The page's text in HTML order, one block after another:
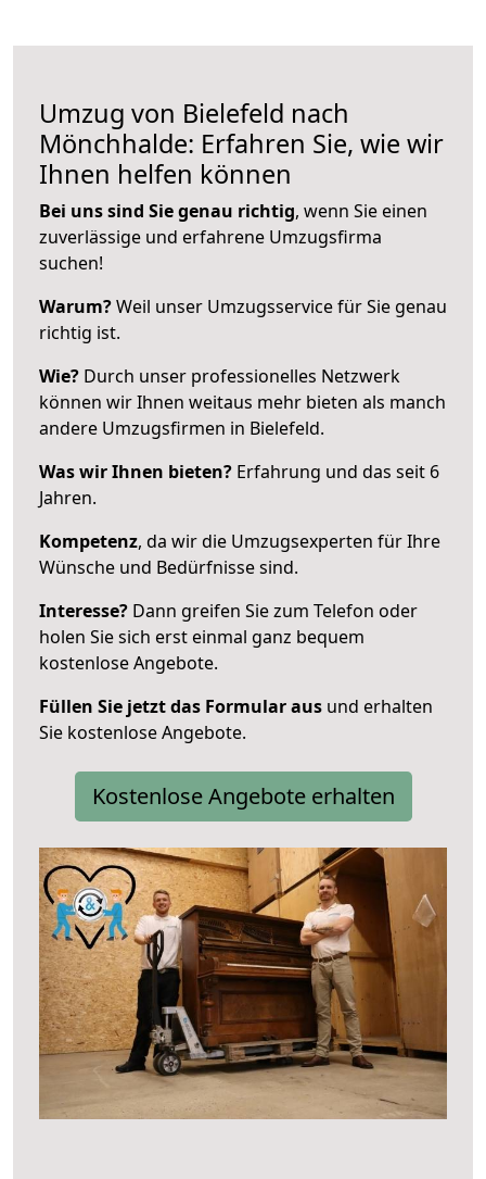
Umzug von Bielefeld nach
Mönchhalde: Erfahren Sie, wie wir
Ihnen helfen können
Bei uns sind Sie genau richtig, wenn Sie einen
zuverlässige und erfahrene Umzugsfirma
suchen!
Warum?Weil unser Umzugsservice für Sie genau
richtig ist.
Wie? Durch unser professionelles Netzwerk
können wir Ihnen weitaus mehr bieten als manch
andere Umzugsfirmen in Bielefeld.
Was wir Ihnen bieten? Erfahrung und das seit 6
Jahren.
Kompetenz, da wir die Umzugsexperten für Ihre
Wünsche und Bedürfnisse sind.
Interesse? Dann greifen Sie zum Telefon oder
holen Sie sich erst einmal ganz bequem
kostenlose Angebote.
Füllen Sie jetzt das Formular aus und erhalten
Sie kostenlose Angebote.
Kostenlose Angebote erhalten